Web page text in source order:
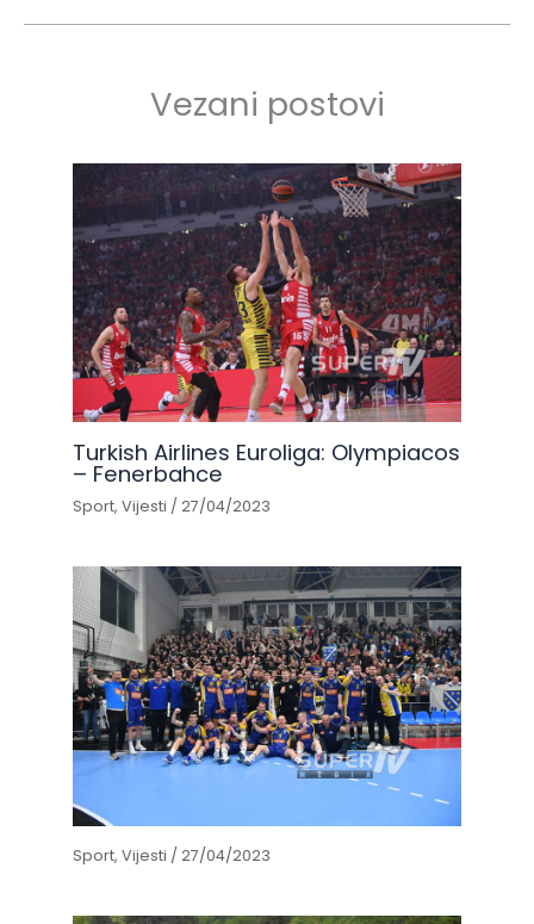
Vezani postovi
Turkish Airlines Euroliga: Olympiacos
– Fenerbahce
Sport,Vijesti /27/04/2023
Sport,Vijesti /27/04/2023